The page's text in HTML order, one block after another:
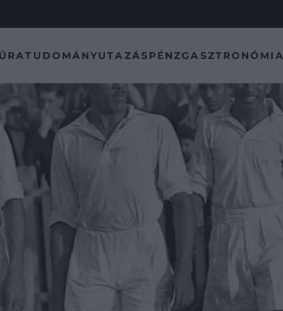
TUDOMÁNYUTAZÁSPÉNZGASZTRONÓMIA